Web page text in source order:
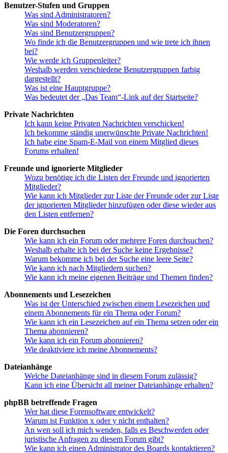
Benutzer-Stufen und Gruppen
Was sind Administratoren?
Was sind Moderatoren?
Was sind Benutzergruppen?
Wo finde ich die Benutzergruppen und wie trete ich ihnen
bei?
Wie werde ich Gruppenleiter?
Weshalb werden verschiedene Benutzergruppen farbig
dargestellt?
Was ist eine Hauptgruppe?
Was bedeutet der „Das Team“-Link auf der Startseite?
Private Nachrichten
Ich kann keine Privaten Nachrichten verschicken!
Ich bekomme ständig unerwünschte Private Nachrichten!
Ich habe eine Spam-E-Mail von einem Mitglied dieses
Forums erhalten!
Freunde und ignorierte Mitglieder
Wozu benötige ich die Listen der Freunde und ignorierten
Mitglieder?
Wie kann ich Mitglieder zur Liste der Freunde oder zur Liste
der ignorierten Mitglieder hinzufügen oder diese wieder aus
den Listen entfernen?
Die Foren durchsuchen
Wie kann ich ein Forum oder mehrere Foren durchsuchen?
Weshalb erhalte ich bei der Suche keine Ergebnisse?
Warum bekomme ich bei der Suche eine leere Seite?
Wie kann ich nach Mitgliedern suchen?
Wie kann ich meine eigenen Beiträge und Themen finden?
Abonnements und Lesezeichen
Was ist der Unterschied zwischen einem Lesezeichen und
einem Abonnements für ein Thema oder Forum?
Wie kann ich ein Lesezeichen auf ein Thema setzen oder ein
Thema abonnieren?
Wie kann ich ein Forum abonnieren?
Wie deaktiviere ich meine Abonnements?
Dateianhänge
Welche Dateianhänge sind in diesem Forum zulässig?
Kann ich eine Übersicht all meiner Dateianhänge erhalten?
phpBB betreffende Fragen
Wer hat diese Forensoftware entwickelt?
Warum ist Funktion x oder y nicht enthalten?
An wen soll ich mich wenden, falls es Beschwerden oder
juristische Anfragen zu diesem Forum gibt?
Wie kann ich einen Administrator des Boards kontaktieren?